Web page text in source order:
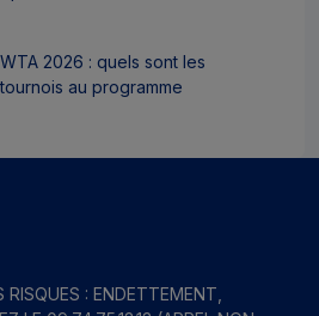
2026 : quels sont les
au programme
: ENDETTEMENT,